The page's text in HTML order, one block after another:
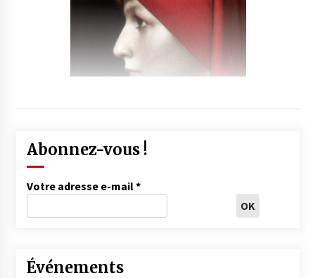
Abonnez-vous !
Votre adresse e-mail*
Événements